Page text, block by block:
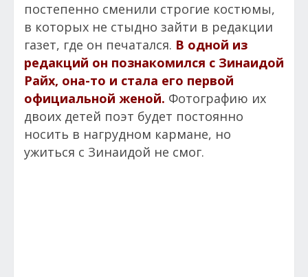
постепенно сменили строгие костюмы,
в которых не стыдно зайти в редакции
газет, где он печатался. В одной из
редакций он познакомился с Зинаидой
Райх, она-то и стала его первой
официальной женой. Фотографию их
двоих детей поэт будет постоянно
носить в нагрудном кармане, но
ужиться с Зинаидой не смог.